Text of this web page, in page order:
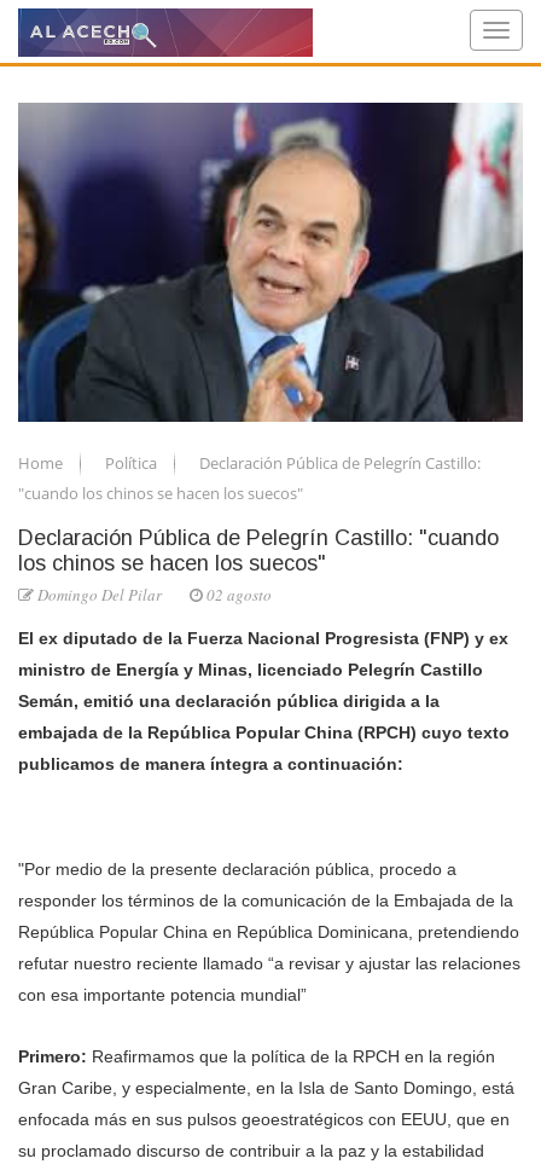
Home Política
Declaración Pública de Pelegrín Castillo:
"cuando los chinos se hacen los suecos"
Declaración Pública de Pelegrín Castillo: "cuando
los chinos se hacen los suecos"
Domingo Del Pilar 02 agosto
El ex diputado de la Fuerza Nacional Progresista (FNP) y ex
ministro de Energía y Minas, licenciado Pelegrín Castillo
Semán, emitió una declaración pública dirigida a la
embajada de la República Popular China (RPCH) cuyo texto
publicamos de manera íntegra a continuación:
"Por medio de la presente declaración pública, procedo a
responder los términos de la comunicación de la Embajada de la
República Popular China en República Dominicana, pretendiendo
refutar nuestro reciente llamado “a revisar y ajustar las relaciones
con esa importante potencia mundial”
Primero: Reafirmamos que la política de la RPCH en la región
Gran Caribe, y especialmente, en la Isla de Santo Domingo, está
enfocada más en sus pulsos geoestratégicos con EEUU, que en
su proclamado discurso de contribuir a la paz y la estabilidad